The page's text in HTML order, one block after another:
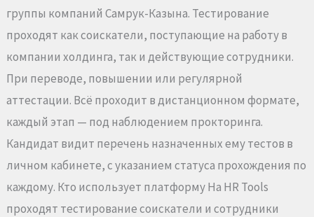
группы компаний Самрук-Казына. Тестирование
проходят как соискатели, поступающие на работу в
компании холдинга, так и действующие сотрудники.
При переводе, повышении или регулярной
аттестации. Всё проходит в дистанционном формате,
каждый этап — под наблюдением прокторинга.
Кандидат видит перечень назначенных ему тестов в
личном кабинете, с указанием статуса прохождения по
каждому. Кто использует платформу На HR Tools
проходят тестирование соискатели и сотрудники